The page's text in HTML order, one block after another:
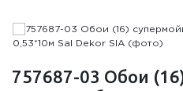
757687-03 Обои